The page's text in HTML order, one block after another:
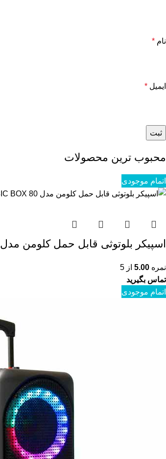
نام *
ایمیل *
محبوب ترین محصولات
اتمام موجودی
اسپیکر بلوتوثی قابل حمل کلومن مدل MUSIC BOX 80
نمره 5.00 از 5
تماس بگیرید
اتمام موجودی